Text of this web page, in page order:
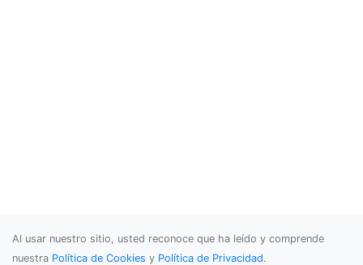
Al usar nuestro sitio, usted reconoce que ha leído y comprende
nuestra Política de Cookies y Política de Privacidad.